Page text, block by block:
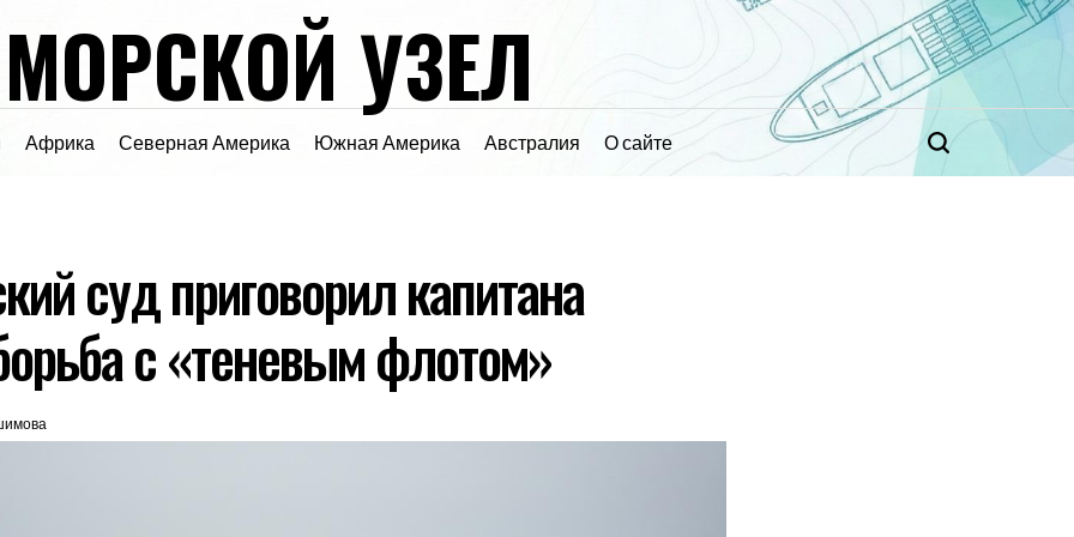
МОРСКОЙ УЗЕЛ
Африка Северная Америка Южная Америка Австралия О сайте Поиск
суд приговорил капитана
с «теневым флотом»